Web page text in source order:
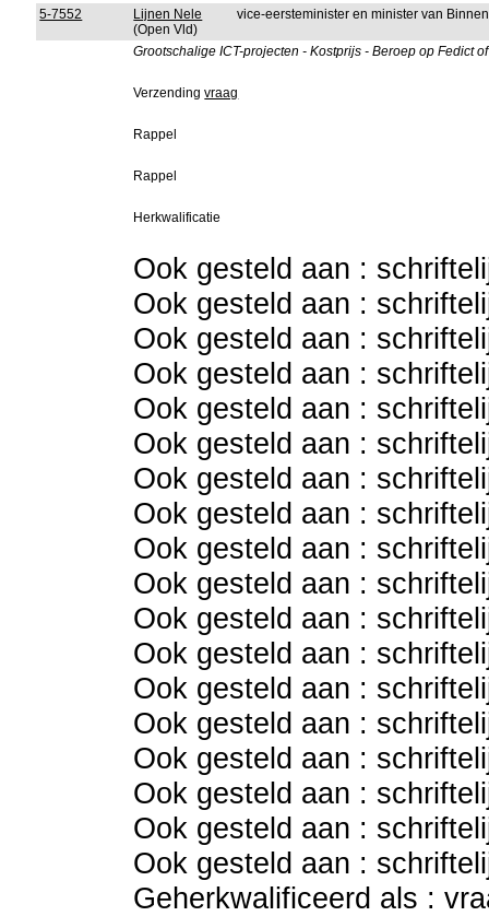
5-7552
Lijnen Nele
(Open Vld)
vice-eersteminister en minister van
Grootschalige ICT-projecten - Kostprijs - Beroep op Fedict
Verzendingvraag
Rappel
Rappel
Herkwalificatie
Ook gesteld aan :
Ook gesteld aan :
Ook gesteld aan :
Ook gesteld aan :
Ook gesteld aan :
Ook gesteld aan :
Ook gesteld aan :
Ook gesteld aan :
Ook gesteld aan :
Ook gesteld aan :
Ook gesteld aan :
Ook gesteld aan :
Ook gesteld aan :
Ook gesteld aan :
Ook gesteld aan :
Ook gesteld aan :
Ook gesteld aan :
Ook gesteld aan :
Geherkwalificeerd als :